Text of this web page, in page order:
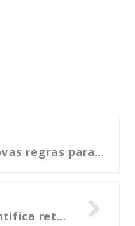
Empresários conhecem novas regras para doação de campanhas
Ministério da Transparência identifica retorno potencial de R$ 2,6 bi aos cofres públicos